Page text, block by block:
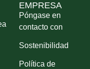
EMPRESA
Póngase en
contacto con
Sostenibilidad
Política de